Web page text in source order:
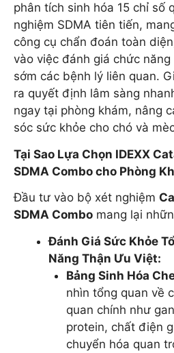
phân tích sinh hóa 15 chỉ số
nghiệm SDMA tiên tiến,
công cụ chẩn đoán toàn
vào việc đánh giá chức
sớm các bệnh lý liên quan.
ra quyết định lâm sàng
ngay tại phòng khám, nâng
sóc sức khỏe cho chó và
Tại Sao Lựa Chọn IDEXX
SDMA Combo cho Phòng
Đầu tư vào bộ xét nghiệm
SDMA Combo mang lại
Đánh Giá Sức Khỏe
Năng Thận Ưu Việt:
Bảng Sinh Hóa
nhìn tổng quan về
quan chính như
protein, chất điện
chuyển hóa quan